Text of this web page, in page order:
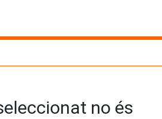
no és